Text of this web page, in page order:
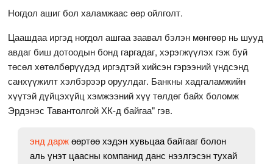
Ногдол ашиг бол халамжаас өөр ойлголт.
Цаашдаа иргэд ногдол ашгаа заавал бэлэн мөнгөөр нь шууд
авдаг биш дотоодын бонд гаргадаг, хэрэгжүүлэх гэж буй
төсөл хөтөлбөрүүдэд иргэдтэй хийсэн гэрээний үндсэнд
санхүүжилт хэлбэрээр оруулдаг. Банкны хадгаламжийн
хүүтэй дүйцэхүйц хэмжээний хүү төлдөг байх боломж
Эрдэнэс Тавантолгой ХК-д байгаа" гэв.
энд даржөөртөө хэдэн хувьцаа байгааг болон
аль үнэт цаасны компанид данс нээлгэсэн тухай